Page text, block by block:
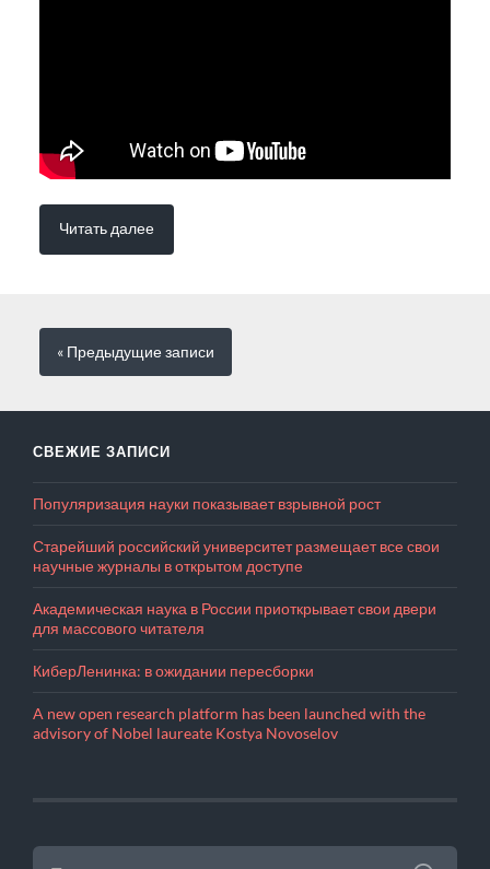
Читать далее
« Предыдущиезаписи
СВЕЖИЕ ЗАПИСИ
Популяризация науки показывает взрывной рост
Старейший российский университет размещает все свои
научные журналы в открытом доступе
Академическая наука в России приоткрывает свои двери
для массового читателя
КиберЛенинка: в ожидании пересборки
A new open research platform has been launched with the
advisory of Nobel laureate Kostya Novoselov
НАЙТИ: